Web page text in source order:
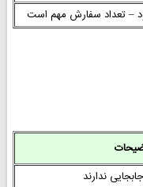
– تعداد سفارش مهم است
ندارند